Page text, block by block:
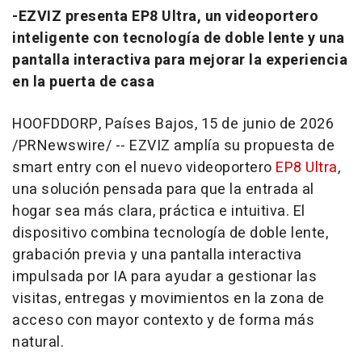
-EZVIZ presenta EP8 Ultra, un videoportero
inteligente con tecnología de doble lente y una
pantalla interactiva para mejorar la experiencia
en la puerta de casa
HOOFDDORP, Países Bajos, 15 de junio de 2026
/PRNewswire/ -- EZVIZ amplía su propuesta de
smart entry con el nuevo videoportero EP8 Ultra,
una solución pensada para que la entrada al
hogar sea más clara, práctica e intuitiva. El
dispositivo combina tecnología de doble lente,
grabación previa y una pantalla interactiva
impulsada por IA para ayudar a gestionar las
visitas, entregas y movimientos en la zona de
acceso con mayor contexto y de forma más
natural.